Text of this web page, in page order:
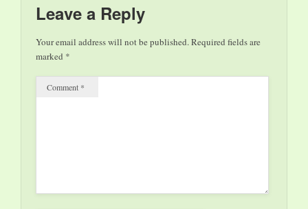
UNA VITA
EBRAICA
PIERLUIGI
BATTISTA
HALTER …
Leave a Reply
Your email address will not be published.Required fields are
marked *
Comment *